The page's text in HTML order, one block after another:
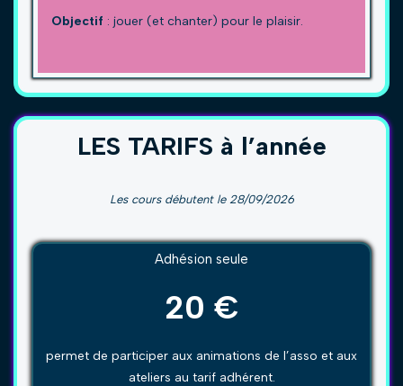
Objectif : jouer (et chanter) pour le plaisir.
LES TARIFS à l’année
Les cours débutent le 28/09/2026
Adhésion seule
20 €
permet de participer aux animations de l’asso et aux
ateliers au tarif adhérent.